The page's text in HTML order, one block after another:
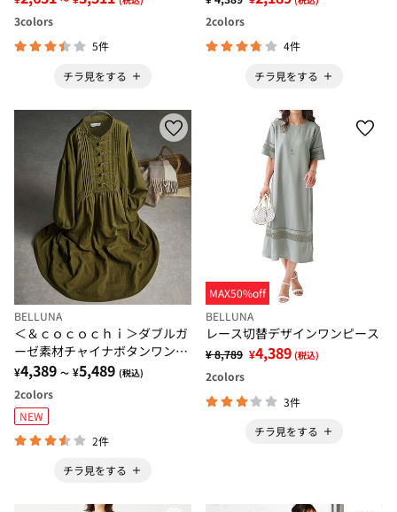
3colors
5件
チラ見をする
2colors
4件
チラ見をする
BELLUNA
＜＆ｃｏｃｏｃｈｉ＞ダブルガ
ーゼ素材チャイナボタンワンピ
ース
¥4,389 ～ ¥5,489 (税込)
2colors
NEW
2件
チラ見をする
MAX50%off
BELLUNA
レース切替デザインワンピース
¥ 8,789 ¥4,389 (税込)
2colors
3件
チラ見をする